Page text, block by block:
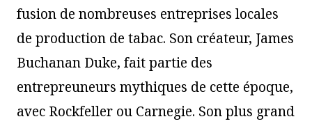
fusion de nombreuses entreprises locales
de production de tabac. Son créateur, James
Buchanan Duke, fait partie des
entrepreuneurs mythiques de cette époque,
avec Rockfeller ou Carnegie. Son plus grand